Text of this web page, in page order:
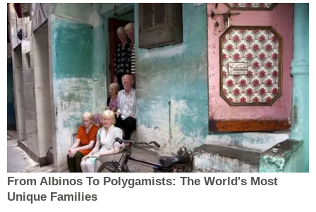
From Albinos To Polygamists: The World's Most
Unique Families